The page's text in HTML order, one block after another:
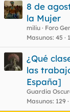
8 de
la Mujer
miliu
Foro
Masunos 45
¿Qué
las
España]
Guardia
Masunos 129